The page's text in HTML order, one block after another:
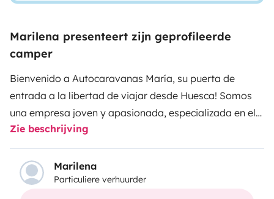
Marilena presenteert zijn geprofileerde
camper
Bienvenido a Autocaravanas María, su puerta de
entrada a la libertad de viajar desde Huesca! Somos
una empresa joven y apasionada, especializada en el
alquiler de autocaravanas que le permitirán descubrir
el mundoa su propio ritmo y con la máxima
comodidad.Nuestras autocaravanas están
completamente equipadas para que se sienta como en
Zie beschrijving
Marilena
Particuliere verhuurder